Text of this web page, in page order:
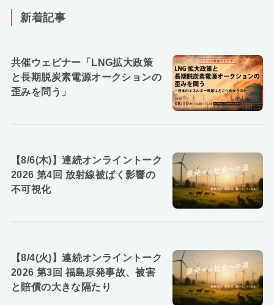
新着記事
共催ウェビナー「LNG拡大政策
と長期脱炭素電源オークションの
歪みを問う」
【8/6(木)】連続オンライントーク
2026 第4回 放射線被ばく影響の
不可視化
【8/4(火)】連続オンライントーク
2026 第3回 福島原発事故、被害
と賠償の大きな隔たり